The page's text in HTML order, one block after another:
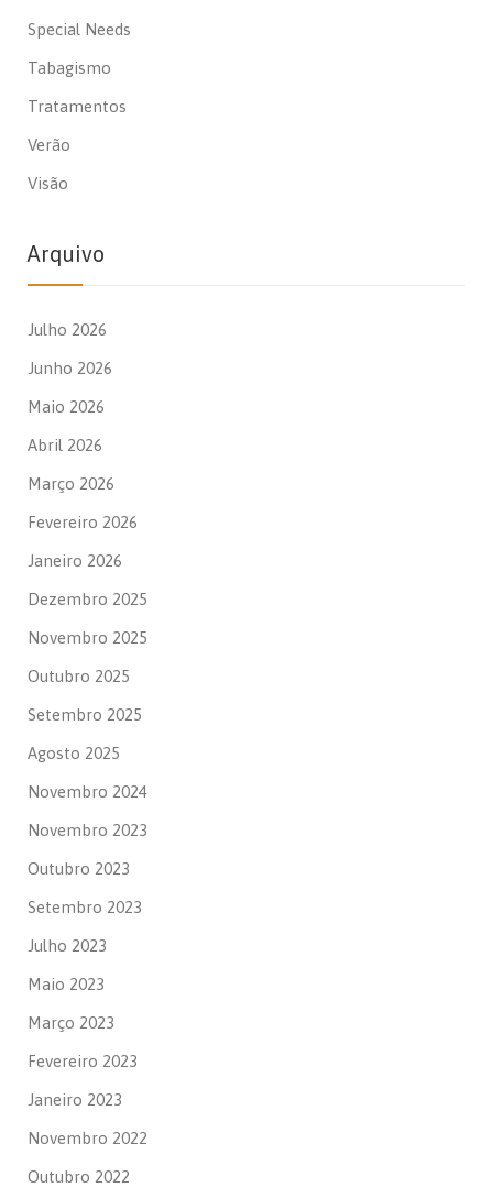
Special Needs
Tabagismo
Tratamentos
Verão
Visão
Arquivo
Julho 2026
Junho 2026
Maio 2026
Abril 2026
Março 2026
Fevereiro 2026
Janeiro 2026
Dezembro 2025
Novembro 2025
Outubro 2025
Setembro 2025
Agosto 2025
Novembro 2024
Novembro 2023
Outubro 2023
Setembro 2023
Julho 2023
Maio 2023
Março 2023
Fevereiro 2023
Janeiro 2023
Novembro 2022
Outubro 2022